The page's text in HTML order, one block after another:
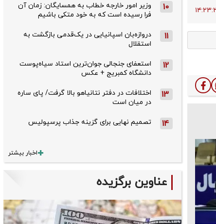
10
وزیر امور خارجه خطاب به همسایگان: زمان آن
فرا رسیده است که به خود متکی باشیم
11
دروازه‌بان اسپانیایی در یک‌قدمی بازگشت به
استقلال
12
استعفای جنجالی جوان‌ترین استاد سیاه‌پوست
دانشگاه کمبریج + عکس
13
اختلافات در دفتر نتانیاهو بالا گرفت/ پای ساره
در میان است
14 تصمیم نهایی برای گزینه جذاب پرسپولیس
اخبار بیشتر
عناوین برگزیده